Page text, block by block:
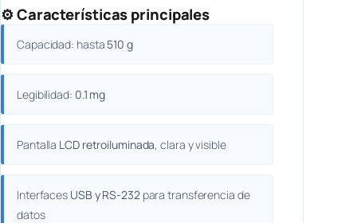
⚙️Características principales
Capacidad: hasta 510 g
Legibilidad: 0.1 mg
Pantalla LCD retroiluminada, clara y visible
Interfaces USB y RS-232para transferencia de
datos